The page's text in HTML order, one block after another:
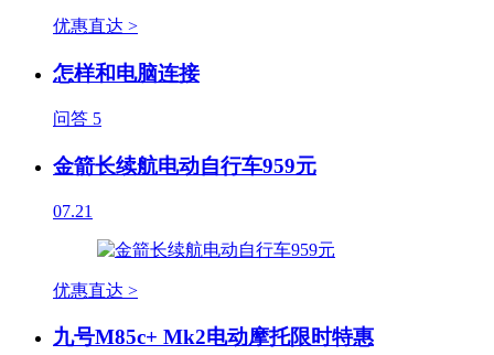
优惠直达 >
怎样和电脑连接
问答 5
金箭长续航电动自行车959元
07.21
优惠直达 >
九号M85c+ Mk2电动摩托限时特惠